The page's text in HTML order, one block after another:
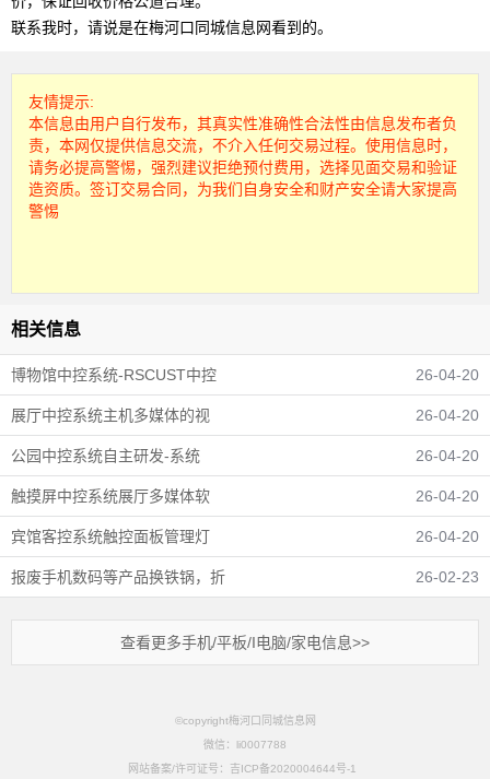
联系我时，请说是在梅河口同城信息网看到的。
友情提示:
本信息由用户自行发布，其真实性准确性合法性由信息发布者负
责，本网仅提供信息交流，不介入任何交易过程。使用信息时，
请务必提高警惕，强烈建议拒绝预付费用，选择见面交易和验证
造资质。签订交易合同，为我们自身安全和财产安全请大家提高
警惕
相关信息
博物馆中控系统-RSCUST中控 26-04-20
展厅中控系统主机多媒体的视 26-04-20
公园中控系统自主研发-系统 26-04-20
触摸屏中控系统展厅多媒体软 26-04-20
宾馆客控系统触控面板管理灯 26-04-20
报废手机数码等产品换铁锅，折 26-02-23
查看更多手机/平板/I电脑/家电信息>>
©copyright梅河口同城信息网
微信：li0007788
网站备案/许可证号：吉ICP备2020004644号-1